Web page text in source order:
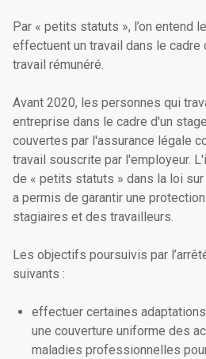
Par « petits statuts », l’on entend
effectuent un travail dans le cadre
travail rémunéré.
Avant 2020, les personnes qui
entreprise dans le cadre d'un
couvertes par l'assurance légale
travail souscrite par l'employeur.
de « petits statuts » dans la loi
a permis de garantir une
stagiaires et des travailleurs.
Les objectifs poursuivis par
suivants :
effectuer certaines
une couverture uniforme des
maladies professionnelles